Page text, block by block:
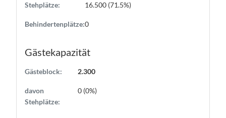
Stehplätze: 16.500 (71.5%)
Behindertenplätze:0
Gästekapazität
Gästeblock: 2.300
davon
Stehplätze:
0 (0%)